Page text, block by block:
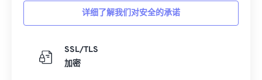
详细了解我们对安全的承诺
SSL/TLS
加密